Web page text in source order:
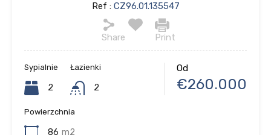
Ref :CZ96.01.135547
Share Print
Od
€260.000
Sypialnie
2
Łazienki
2
Powierzchnia
86 m2